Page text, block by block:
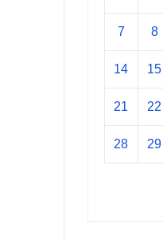
7 8
14 15
21 22
28 29